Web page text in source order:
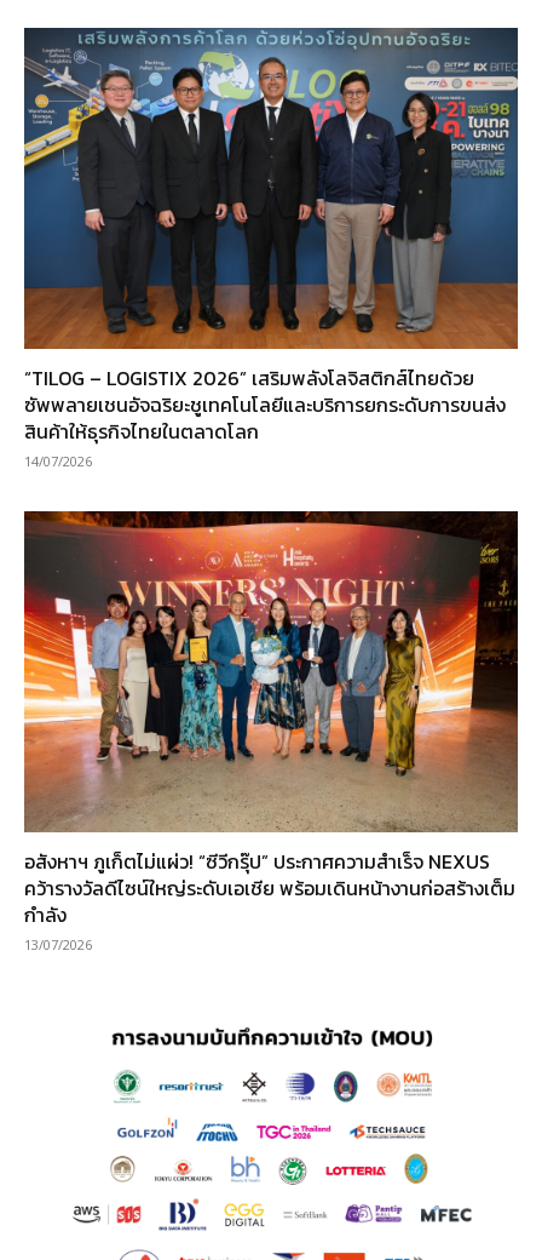
“TILOG – LOGISTIX 2026” เสริมพลังโลจิสติกส์ไทยด้วย
ซัพพลายเชนอัจฉริยะชูเทคโนโลยีและบริการยกระดับการขนส่ง
สินค้าให้ธุรกิจไทยในตลาดโลก
14/07/2026
อสังหาฯ ภูเก็ตไม่แผ่ว! “ซีวีกรุ๊ป” ประกาศความสำเร็จ NEXUS
คว้ารางวัลดีไซน์ใหญ่ระดับเอเชีย พร้อมเดินหน้างานก่อสร้างเต็ม
กำลัง
13/07/2026